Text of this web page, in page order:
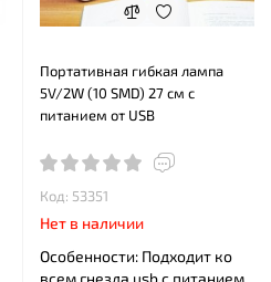
Портативная гибкая лампа
5V/2W (10 SMD) 27 см с
питанием от USB
Код: 53351
Нет в наличии
Особенности: Подходит ко
всем гнезда usb с питанием